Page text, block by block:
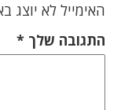
האימייל לא יוצג
התגובה שלך *